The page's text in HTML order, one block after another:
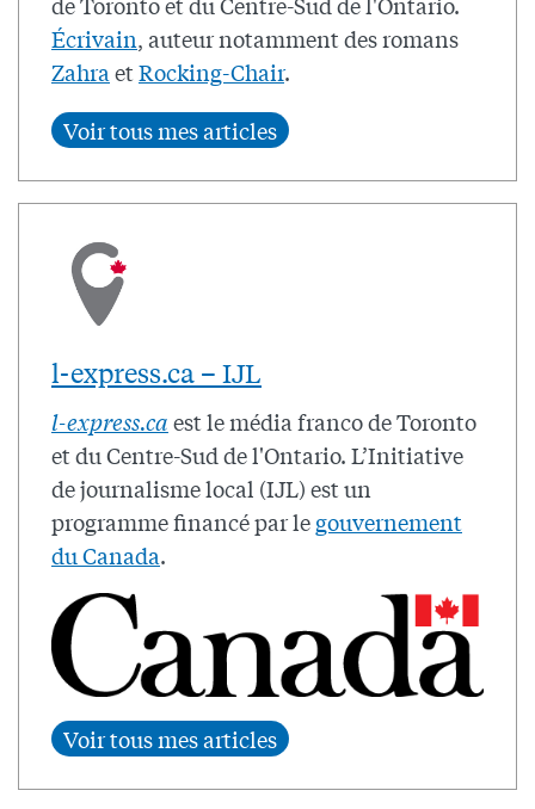
Écrivain, auteur notamment des romans
ZahraetRocking-Chair.
l-express.ca – IJL
l-express.caest le média franco de Toronto
et du Centre-Sud de l'Ontario. L’Initiative
de journalisme local (IJL) est un
programme financé par legouvernement
du Canada.